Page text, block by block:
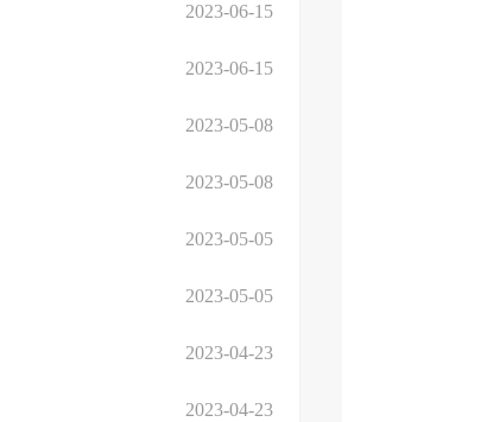
2023-06-15
2023-06-15
2023-05-08
2023-05-08
2023-05-05
2023-05-05
2023-04-23
2023-04-23